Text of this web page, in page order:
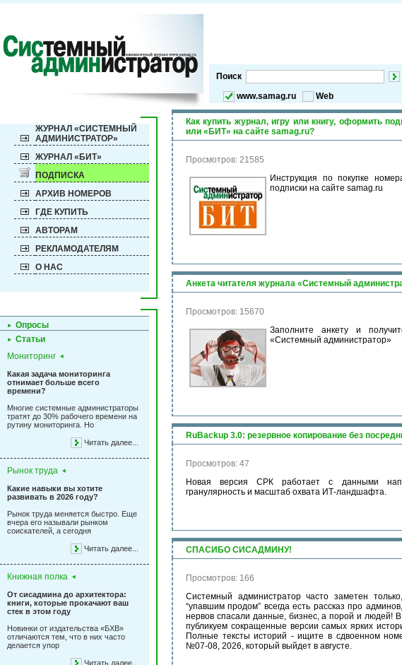
Поиск
www.samag.ru Web
ЖУРНАЛ «СИСТЕМНЫЙ
АДМИНИСТРАТОР»
ЖУРНАЛ «БИТ»
ПОДПИСКА
АРХИВ НОМЕРОВ
ГДЕ КУПИТЬ
АВТОРАМ
РЕКЛАМОДАТЕЛЯМ
О НАС
Опросы
Статьи
Мониторинг
Какая задача мониторинга
отнимает больше всего
времени?
Многие системные администраторы
тратят до 30% рабочего времени на
рутину мониторинга. Но
Читать далее...
Рынок труда
Какие навыки вы хотите
развивать в 2026 году?
Рынок труда меняется быстро. Еще
вчера его называли рынком
соискателей, а сегодня
Читать далее...
Книжная полка
От сисадмина до архитектора:
книги, которые прокачают ваш
стек в этом году
Новинки от издательства «БХВ»
отличаются тем, что в них часто
делается упор
Читать далее...
Как купить журнал, игру или книгу, оформить
или «БИТ» на сайте samag.ru?
Просмотров: 21585
Инструкция по покупке
подписки на сайте samag.ru
Анкета читателя журнала «Системный
Просмотров: 15670
Заполните анкету и
«Системный администратор»
RuBackup 3.0: резервное копирование без
Просмотров: 47
Новая версия СРК работает с данными
гранулярность и масштаб охвата ИТ-ландшафта.
СПАСИБО СИСАДМИНУ!
Просмотров: 166
Системный администратор часто заметен
“упавшим продом” всегда есть рассказ про
нервов спасали данные, бизнес, а порой и людей!
публикуем сокращенные версии самых ярких
Полные тексты историй - ищите в сдвоенном
№07-08, 2026, который выйдет в августе.